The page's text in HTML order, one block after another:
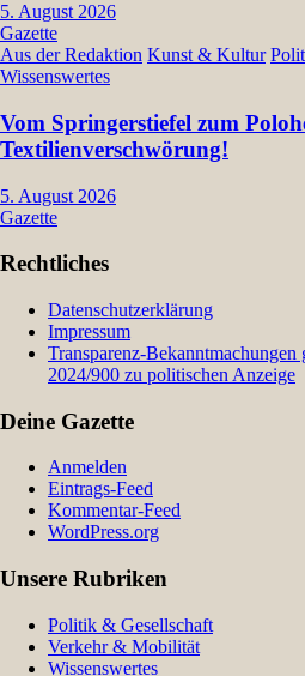
5. August 2026
Gazette
Aus der Redaktion Kunst & Kultur
Wissenswertes
Vom Springerstiefel zum
Textilienverschwörung!
5. August 2026
Gazette
Rechtliches
Datenschutzerklärung
Impressum
Transparenz-
2024/900 zu politischen Anzeige
Deine Gazette
Anmelden
Eintrags-Feed
Kommentar-Feed
WordPress.org
Unsere Rubriken
Politik & Gesellschaft
Verkehr & Mobilität
Wissenswertes